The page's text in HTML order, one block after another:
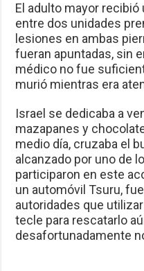
El adulto mayor
entre dos unidades
lesiones en ambas
fueran apuntadas, sin
médico no fue
murió mientras era
Israel se dedicaba a
mazapanes y
medio día, cruzaba el
alcanzado por uno de
participaron en este
un automóvil Tsuru,
autoridades que
tecle para rescatarlo
desafortunadamente